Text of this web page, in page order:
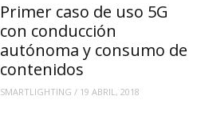
Primer caso de uso 5G
con conducción
autónoma y consumo de
contenidos
SMARTLIGHTING / 19 ABRIL, 2018